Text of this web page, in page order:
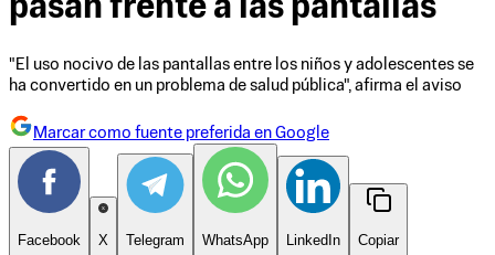
pasan frente a las pantallas
"El uso nocivo de las pantallas entre los niños y adolescentes se
ha convertido en un problema de salud pública", afirma el aviso
Marcar como fuente preferida en Google
Facebook X Telegram WhatsApp LinkedIn Copiar